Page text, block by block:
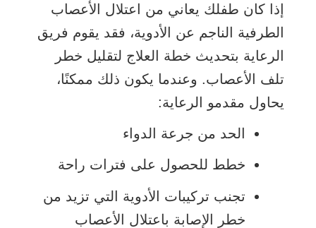
إذا كان طفلك يعاني من اعتلال الأعصاب
الطرفية الناجم عن الأدوية، فقد يقوم فريق
الرعاية بتحديث خطة العلاج لتقليل خطر
تلف الأعصاب. وعندما يكون ذلك ممكنًا،
يحاول مقدمو الرعاية:
الحد من جرعة الدواء
خطط للحصول على فترات راحة
تجنب تركيبات الأدوية التي تزيد من
خطر الإصابة باعتلال الأعصاب